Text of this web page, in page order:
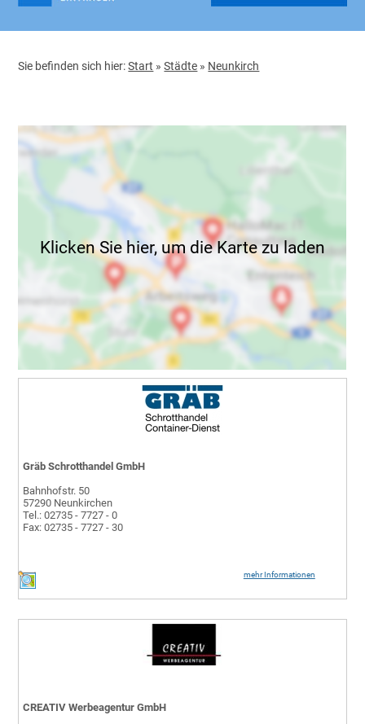
Sie befinden sich hier:Start »Städte » Neunkirch
Klicken Sie hier, um die Karte zu laden
mehr Informationen
Gräb Schrotthandel GmbH
Bahnhofstr. 50
57290 Neunkirchen
Tel.: 02735 - 7727 - 0
Fax: 02735 - 7727 - 30
CREATIV Werbeagentur GmbH